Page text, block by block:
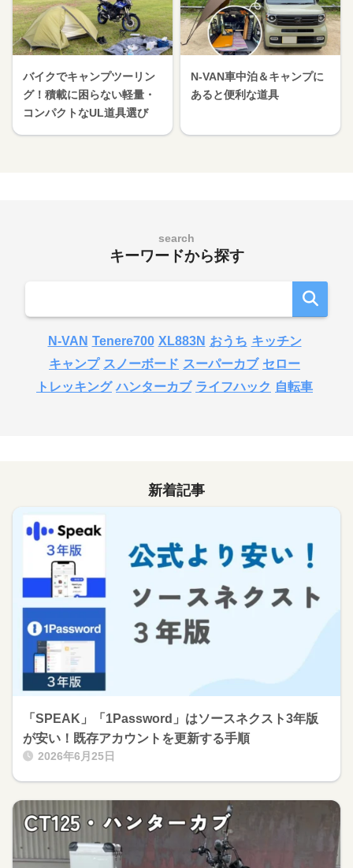
バイクでキャンプツーリン
グ！積載に困らない軽量・
コンパクトなUL道具選び
N-VAN車中泊＆キャンプに
あると便利な道具
search
キーワードから探す
N-VAN Tenere700 XL883N おうち キッチン
キャンプ スノーボード スーパーカブ セロー
トレッキング ハンターカブ ライフハック 自転車
新着記事
「SPEAK」「1Password」はソースネクスト3年版
が安い！既存アカウントを更新する手順
2026年6月25日